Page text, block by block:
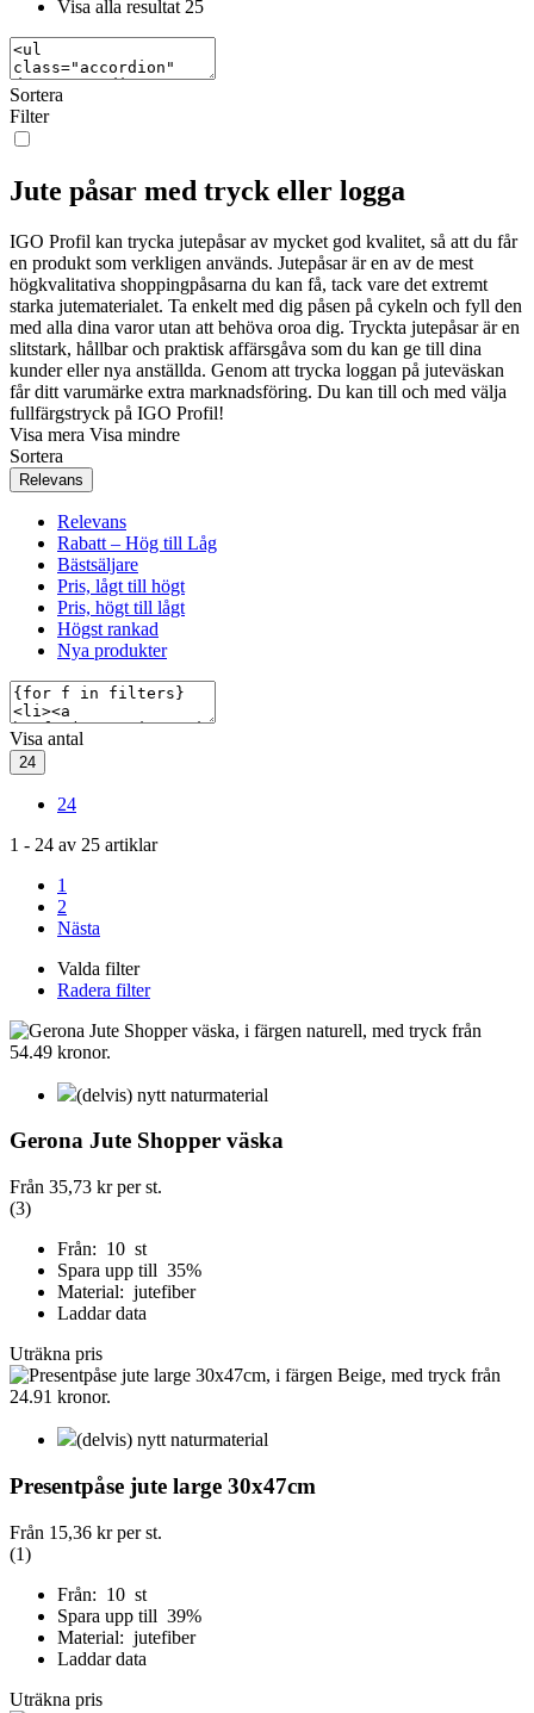
Visa alla resultat 25
Sortera
Filter
Jute påsar med tryck eller logga
IGO Profil kan trycka jutepåsar av mycket god kvalitet, så att du får
en produkt som verkligen används. Jutepåsar är en av de mest
högkvalitativa shoppingpåsarna du kan få, tack vare det extremt
starka jutematerialet. Ta enkelt med dig påsen på cykeln och fyll den
med alla dina varor utan att behöva oroa dig. Tryckta jutepåsar är en
slitstark, hållbar och praktisk affärsgåva som du kan ge till dina
kunder eller nya anställda. Genom att trycka loggan på juteväskan
får ditt varumärke extra marknadsföring. Du kan till och med välja
fullfärgstryck på IGO Profil!
Visa mera Visa mindre
Sortera
Relevans
Relevans
Rabatt – Hög till Låg
Bästsäljare
Pris, lågt till högt
Pris, högt till lågt
Högst rankad
Nya produkter
Visa antal
24
24
1 - 24 av 25 artiklar
1
2
Nästa
Valda filter
Radera filter
(delvis) nytt naturmaterial
Gerona Jute Shopper väska
Från 35,73 krper st.
(3)
Från: 10 st
Spara upp till 35%
Material: jutefiber
Laddar data
Uträkna pris
(delvis) nytt naturmaterial
Presentpåse jute large 30x47cm
Från 15,36 krper st.
(1)
Från: 10 st
Spara upp till 39%
Material: jutefiber
Laddar data
Uträkna pris